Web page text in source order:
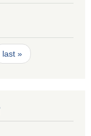
last »